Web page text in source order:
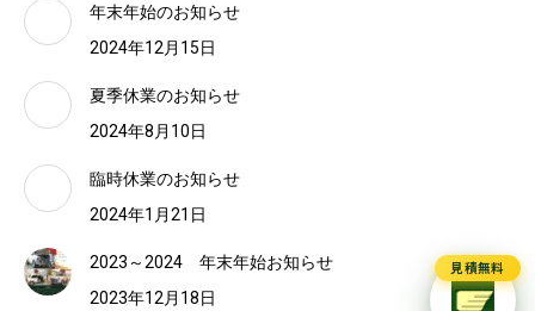
年末年始のお知らせ
2024年12月15日
夏季休業のお知らせ
2024年8月10日
臨時休業のお知らせ
2024年1月21日
2023～2024 年末年始お知らせ
2023年12月18日
見積無料